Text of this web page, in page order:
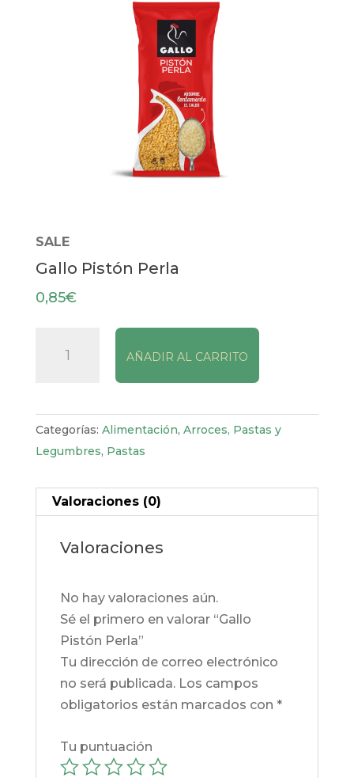
SALE
Gallo Pistón Perla
0,85€
Pistón
AÑADIR AL CARRITO
Categorías: Alimentación, Arroces, Pastas y
Legumbres, Pastas
Valoraciones (0)
Valoraciones
No hay valoraciones aún.
Sé el primero en valorar “Gallo
Pistón Perla”
Tu dirección de correo electrónico
no será publicada. Los campos
obligatorios están marcados con *
Tu puntuación